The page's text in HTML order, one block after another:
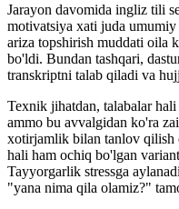
Jarayon davomida ingliz tili
motivatsiya xati juda
ariza topshirish muddati oila
bo'ldi. Bundan tashqari,
transkriptni talab qiladi va
Texnik jihatdan, talabalar
ammo bu avvalgidan ko'ra
xotirjamlik bilan tanlov qilish
hali ham ochiq bo'lgan
Tayyorgarlik stressga
"yana nima qila olamiz?"